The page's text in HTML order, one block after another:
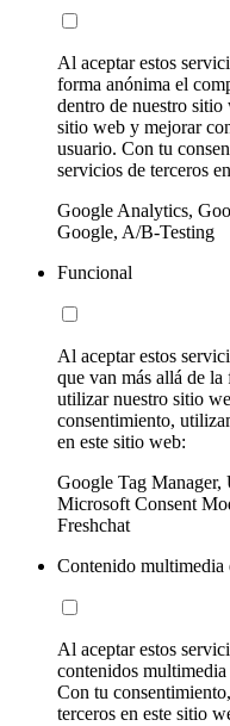
Al aceptar estos
forma anónima el
dentro de nuestro
sitio web y mejorar
usuario. Con tu
servicios de terceros
Google Analytics,
Google, A/B-Testing
Funcional
Al aceptar estos
que van más allá de
utilizar nuestro sitio
consentimiento,
en este sitio web:
Google Tag
Microsoft Consent
Freshchat
Contenido multimedia
Al aceptar estos
contenidos
Con tu
terceros en este sitio